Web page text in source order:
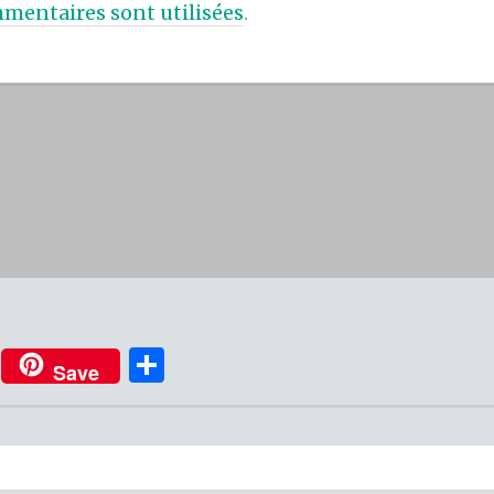
sont utilisées.
Save
ta